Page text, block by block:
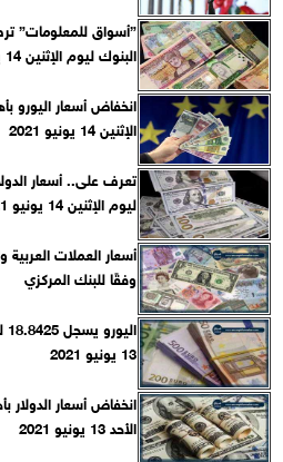
”أسواق للمعلومات”
البنوك ليوم الإثنين 14 يونيو 2021
انخفاض أسعار اليورو
الإثنين 14 يونيو 2021
تعرف على.. أسعار
ليوم الإثنين 14 يونيو 2021
وفقًا للبنك المركزي‎
13 يونيو 2021
انخفاض أسعار الدولار
الأحد 13 يونيو 2021